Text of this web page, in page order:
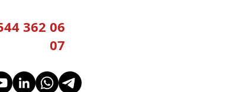
362 06
07